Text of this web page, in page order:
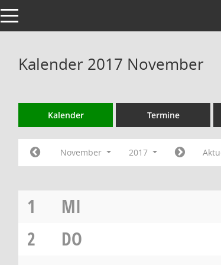
Toggle navigation
Kalender 2017 November
Kalender Termine
November 2017
1
MI
2
DO